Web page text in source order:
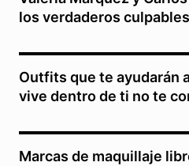
los verdaderos
Outfits que te ayudarán
vive dentro de ti no te
Marcas de maquillaje